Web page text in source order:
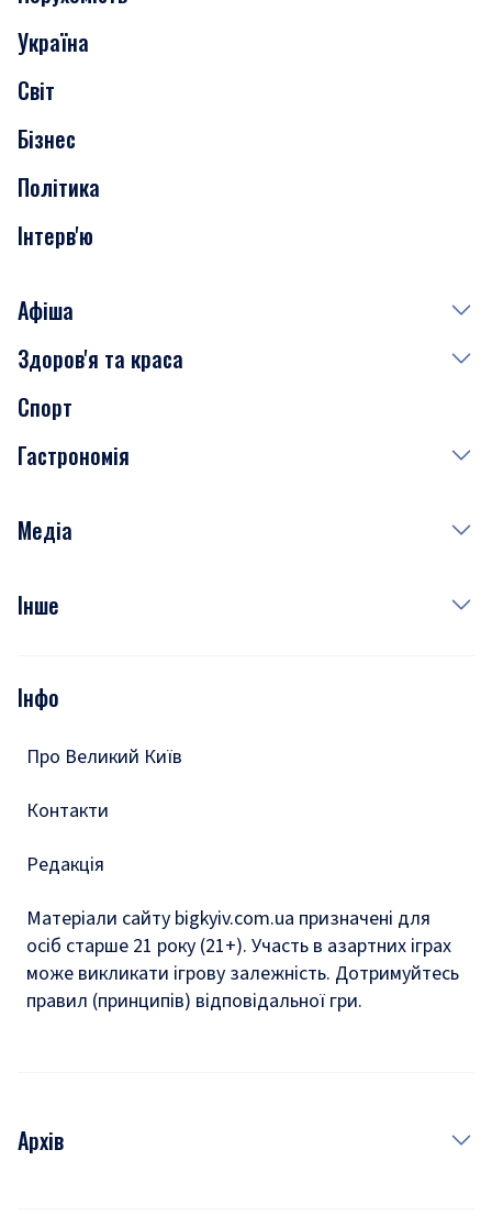
Події
Скандали
Нерухомість
Транспорт
Україна
Світ
Бізнес
Політика
Інтерв'ю
Афіша
Сьогодні
Завтра
Субота
Здоров'я та краса
Медицина
Краса
Спорт
Гастрономія
Рецепти
Медіа
Фото
Подкасти
Інше
Тести
Інфо
Про Великий Київ
Контакти
Редакція
Матеріали сайту bigkyiv.com.ua призначені для
осіб старше 21 року (21+). Участь в азартних іграх
може викликати ігрову залежність. Дотримуйтесь
правил (принципів) відповідальної гри.
Архів